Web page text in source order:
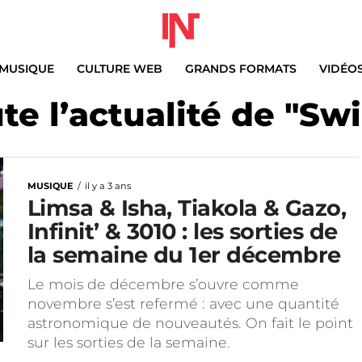
CULTURE WEB GRANDS FORMATS
l’actualité de
MUSIQUE il y a 3 ans
Limsa & Isha, Tiakola & Gazo,
Infinit’ & 3010 : les sorties de
la semaine du 1er décembre
Le mois de décembre s’ouvre comme
novembre s’est refermé : avec une quantité
astronomique de nouveautés. On fait le point
sur les sorties de la semaine.